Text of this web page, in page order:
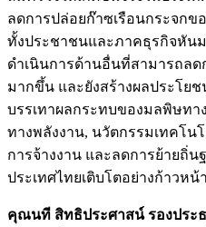
ลดการปล่อยก๊าซเรือนกระจกข
ทั้งประชาชนและภาคธุรกิจหัน
ดำเนินการด้านอื่นที่สามารถลด
มากขึ้น และยังสร้างผลประโย
บรรเทาผลกระทบของมลพิษท
ทางพลังงาน, นวัตกรรมเทคโน
การจ้างงาน และลดการย้ายถิ่น
ประเทศไทยเติบโตอย่างก้าวหน้
คุณนที สิทธิประศาสน์ รองประ